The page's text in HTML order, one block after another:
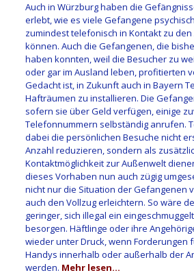
Auch in Würzburg haben die
erlebt, wie es viele Gefangene
zumindest telefonisch in Kontakt zu
können. Auch die Gefangenen, die
haben konnten, weil die Besucher zu
oder gar im Ausland leben, profitierten
Gedacht ist, in Zukunft auch in Bayern
Hafträumen zu installieren. Die
sofern sie über Geld verfügen, einige
Telefonnummern selbständig anrufen.
dabei die persönlichen Besuche nicht
Anzahl reduzieren, sondern als
Kontaktmöglichkeit zur Außenwelt
dieses Vorhaben nun auch zügig
nicht nur die Situation der Gefangenen
auch den Vollzug erleichtern. So wäre
geringer, sich illegal ein
besorgen. Häftlinge oder ihre
wieder unter Druck, wenn Forderungen
Handys innerhalb oder außerhalb der
werden. Mehr lesen…